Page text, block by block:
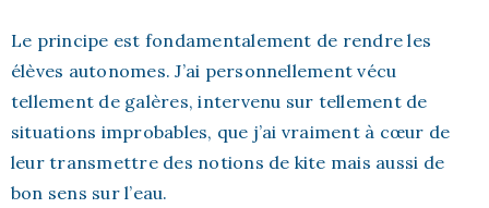
Le principe est fondamentalement de rendre les
élèves autonomes. J’ai personnellement vécu
tellement de galères, intervenu sur tellement de
situations improbables, que j’ai vraiment à cœur de
leur transmettre des notions de kite mais aussi de
bon sens sur l’eau.